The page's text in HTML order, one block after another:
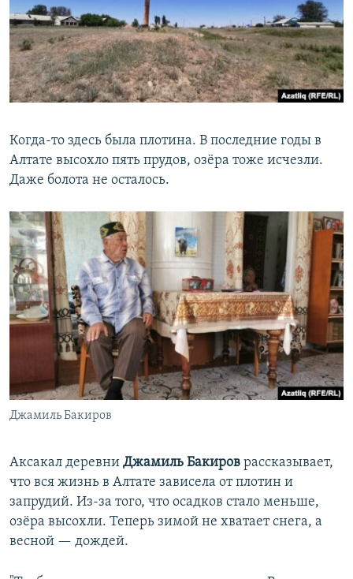
Когда-то здесь была плотина. В последние годы в
Алтате высохло пять прудов, озёра тоже исчезли.
Даже болота не осталось.
Джамиль Бакиров
Аксакал деревни Джамиль Бакиров рассказывает,
что вся жизнь в Алтате зависела от плотин и
запрудий. Из-за того, что осадков стало меньше,
озёра высохли. Теперь зимой не хватает снега, а
весной — дождей.